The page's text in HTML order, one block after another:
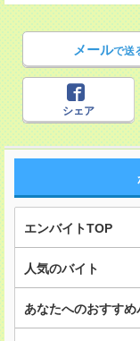
メールで送
シェア
エンバイトTOP
人気のバイト
あなたへのおすすめ